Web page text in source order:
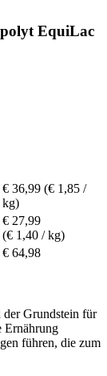
EquiLac
€ 36,99 (€ 1,85 /
kg)
€ 27,99
(€ 1,40 / kg)
€ 64,98
der Grundstein für
Ernährung
führen, die zum